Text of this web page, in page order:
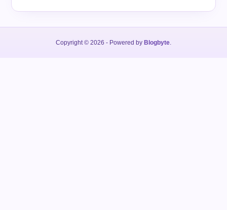
Copyright © 2026 - Powered by Blogbyte.